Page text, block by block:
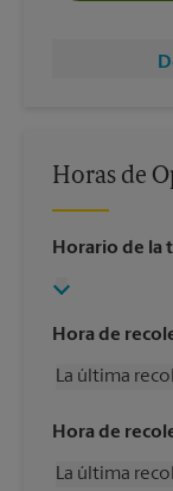
Horas de
Horario de la
Hora de
La última
Miércoles
Viernes
Hora de
La última